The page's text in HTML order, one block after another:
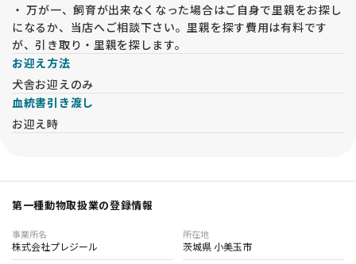
う生涯にわたりサポートしていきます。
両親犬は股関節形成不全検査、ＰＲＡ遺伝子検査、ＥＩＣ遺伝
子検査、ブルセラ症抗体検査、狂犬病予防接種、混合ワクチン
接種、フィラリア予防薬、検便を定期的に受けて、安心・安全
な繁殖を心がけています。
また、母体の健康を考え生涯出産は6回まで、５才以降の出産
はしません。（４才中引退）
・ 万が一、飼育が出来なくなった場合はご自身で里親をお探し
になるか、当店へご相談下さい。里親を探す費用は有料です
が、引き取り・里親を探します。
お迎え方法
犬舎お迎えのみ
血統書引き渡し
お迎え時
第一種動物取扱業の登録情報
事業所名
株式会社プレジール
所在地
茨城県 小美玉市